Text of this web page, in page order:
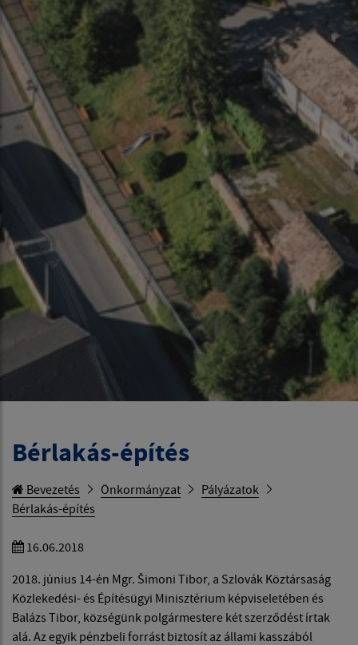
Bérlakás-építés
Bevezetés Önkormányzat
Pályázatok
Bérlakás-építés
16.06.2018
2018. június 14-én Mgr. Šimoni Tibor, a Szlovák Köztársaság
Közlekedési- és Építésügyi Minisztérium képviseletében és
Balázs Tibor, községünk polgármestere két szerződést írtak
alá. Az egyik pénzbeli forrást biztosít az állami kasszából